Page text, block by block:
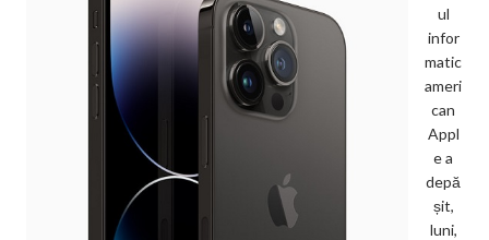
ul
infor
matic
ameri
can
Appl
e a
depă
șit,
luni,